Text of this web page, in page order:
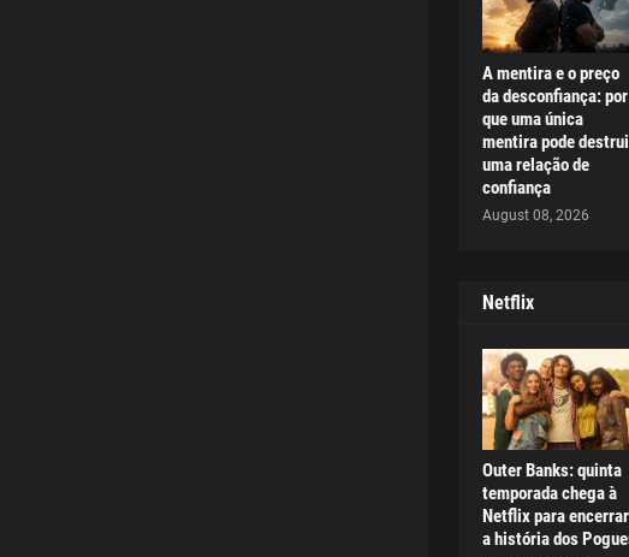
A mentira e o preço
da desconfiança: por
que uma única
mentira pode
uma relação de
confiança
August 08, 2026
Netflix
Outer Banks: quinta
temporada chega à
Netflix para encerrar
a história dos